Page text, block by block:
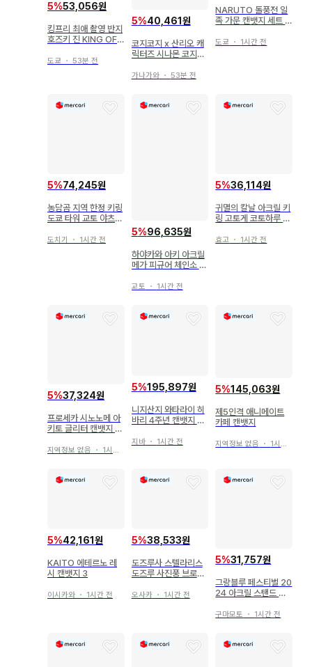
5%53,056원
킹프리 최애 촬영 반지
호즈키 진 KING OF
도쿄 ・ 53분 전
5%40,461원
코지코지 x 산리오 캐
릭터즈 시나몬 코지코
가나가와・ 53분 전
NARUTO 돌풍전 일
족 가문 캔뱃지 세트 G
도쿄 ・ 1시간 전
5%74,245원
농담곰 지역 한정 키링
도쿄 타워 교토 야츠하
도치기 ・ 1시간 전
5%96,635원
하야카와 아키 아크릴
메가 피규어 체인소 맨
교토 ・ 1시간 전
5%36,114원
귀멸의 칼날 아크릴 키
링 고토게 코토하루 원
효고 ・ 1시간 전
5%37,324원
프로세카 시노노메 아
키토 글리터 캔뱃지 묶
지역정보 없음 ・ 1시간 전
5%195,897원
니지산지 와타라이 히
바리 4주년 캔뱃지 7
지바・ 1시간 전
5%145,063원
제5인격 애니메이트
카페 캔뱃지
지역정보 없음 ・ 1시간 전
5%42,161원
KAITO 에테르노 레
시 캔뱃지 3
이시카와 ・ 1시간 전
5%38,533원
도즈루사 스텔라리스
도즈루 사진풍 브로마
오사카・ 1시간 전
5%31,757원
그랑블루 페스티벌 20
24 아크릴 스탠드 베
구마모토 ・ 1시간 전